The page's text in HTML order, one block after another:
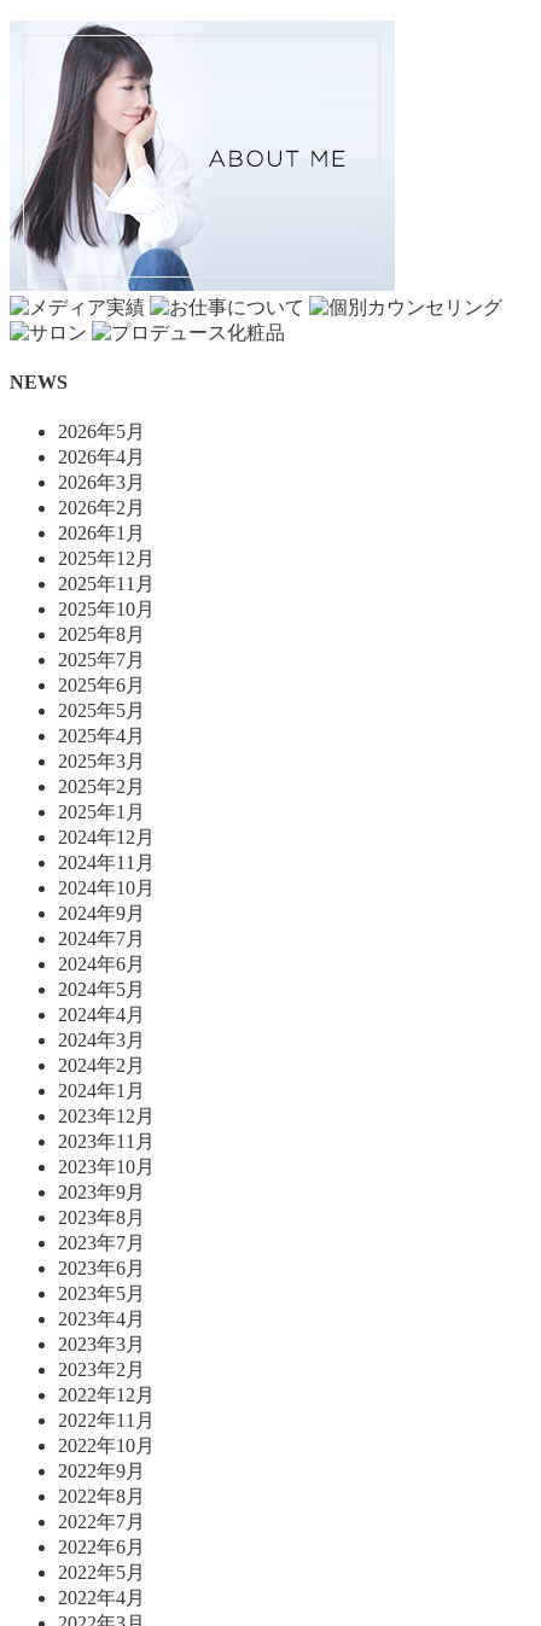
NEWS
2026年5月
2026年4月
2026年3月
2026年2月
2026年1月
2025年12月
2025年11月
2025年10月
2025年8月
2025年7月
2025年6月
2025年5月
2025年4月
2025年3月
2025年2月
2025年1月
2024年12月
2024年11月
2024年10月
2024年9月
2024年7月
2024年6月
2024年5月
2024年4月
2024年3月
2024年2月
2024年1月
2023年12月
2023年11月
2023年10月
2023年9月
2023年8月
2023年7月
2023年6月
2023年5月
2023年4月
2023年3月
2023年2月
2022年12月
2022年11月
2022年10月
2022年9月
2022年8月
2022年7月
2022年6月
2022年5月
2022年4月